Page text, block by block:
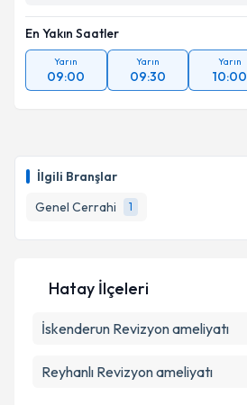
İlgili Branşlar
Genel Cerrahi
1
En Yakın Saatler
Yarın
09:00
Yarın
09:30
Yarın
10:00
Hatay İlçeleri
İskenderun Revizyon ameliyatı
Reyhanlı Revizyon ameliyatı